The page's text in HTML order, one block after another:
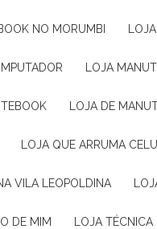
NO MORUMBI
LOJA
LOJA DE
LOJA QUE ARRUMA
VILA LEOPOLDINA
DE MIM LOJA